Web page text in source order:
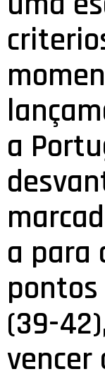
a
a para
(39-
vencer